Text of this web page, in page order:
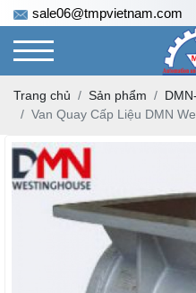
sale06@tmpvietnam.com
Trang chủ Sản phẩm
Van Quay Cấp Liệu DMN